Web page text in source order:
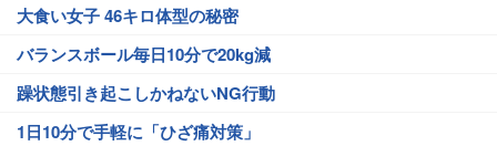
大食い女子 46キロ体型の秘密
バランスボール毎日10分で20kg減
躁状態引き起こしかねないNG行動
1日10分で手軽に「ひざ痛対策」